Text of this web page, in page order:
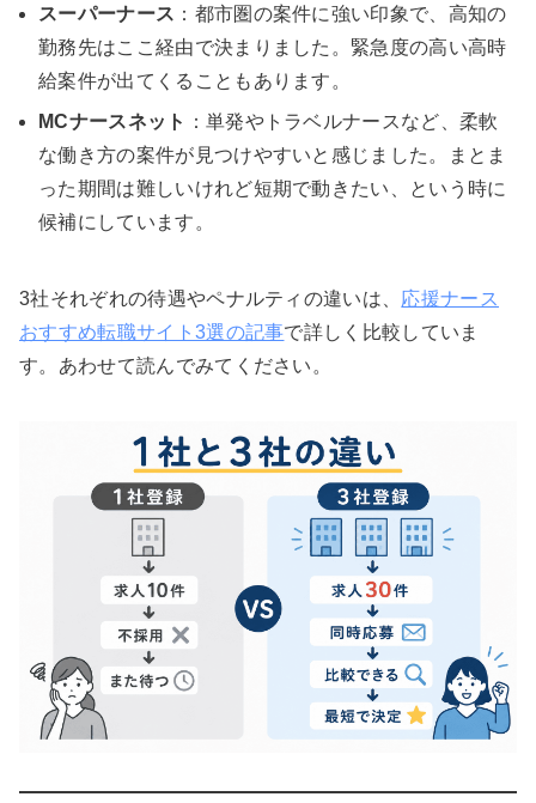
スーパーナース ：都市圏の案件に強い印象で、高知の
勤務先はここ経由で決まりました。緊急度の高い高時
給案件が出てくることもあります。
MCナースネット
：単発やトラベルナースなど、柔軟
な働き方の案件が見つけやすいと感じました。まとま
った期間は難しいけれど短期で動きたい、という時に
候補にしています。
3社それぞれの待遇やペナルティの違いは、 応援ナース
おすすめ転職サイト3選の記事で詳しく比較していま
す。あわせて読んでみてください。